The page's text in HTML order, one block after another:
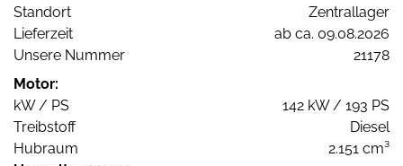
Standort
Zentrallager
Lieferzeit
ab ca. 09.08.2026
Unsere Nummer
21178
Motor:
kW / PS
142 kW / 193 PS
Treibstoff
Diesel
Hubraum
2.151 cm³